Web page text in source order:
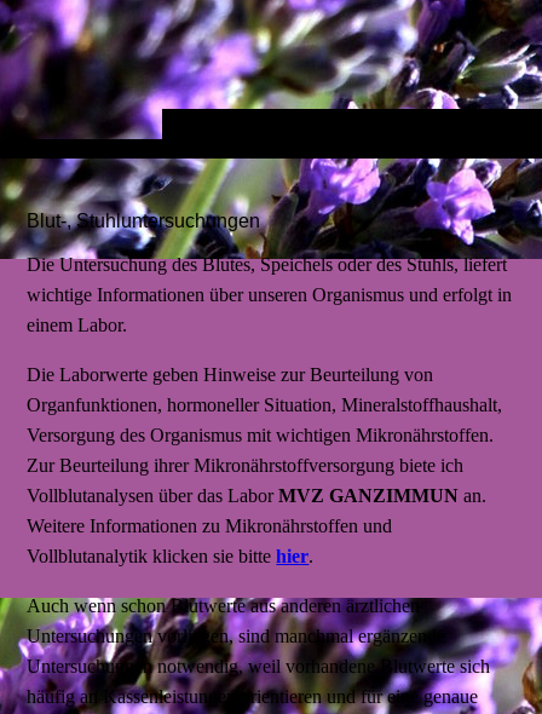
Blut-, Stuhluntersuchungen
Die Untersuchung des Blutes, Speichels oder des Stuhls, liefert
wichtige Informationen über unseren Organismus und erfolgt in
einem Labor.
Die Laborwerte geben Hinweise zur Beurteilung von
Organfunktionen, hormoneller Situation, Mineralstoffhaushalt,
Versorgung des Organismus mit wichtigen Mikronährstoffen.
Zur Beurteilung ihrer Mikronährstoffversorgung biete ich
Vollblutanalysen über das LaborMVZ GANZIMMUN an.
Weitere Informationen zu Mikronährstoffen und
Vollblutanalytik klicken sie bittehier.
Auch wenn schon Blutwerte aus anderen ärztlichen
Untersuchungen vorliegen, sind manchmal ergänzende
Untersuchungen notwendig, weil vorhandene Blutwerte sich
häufig an Kassenleistungen orientieren und für eine genaue